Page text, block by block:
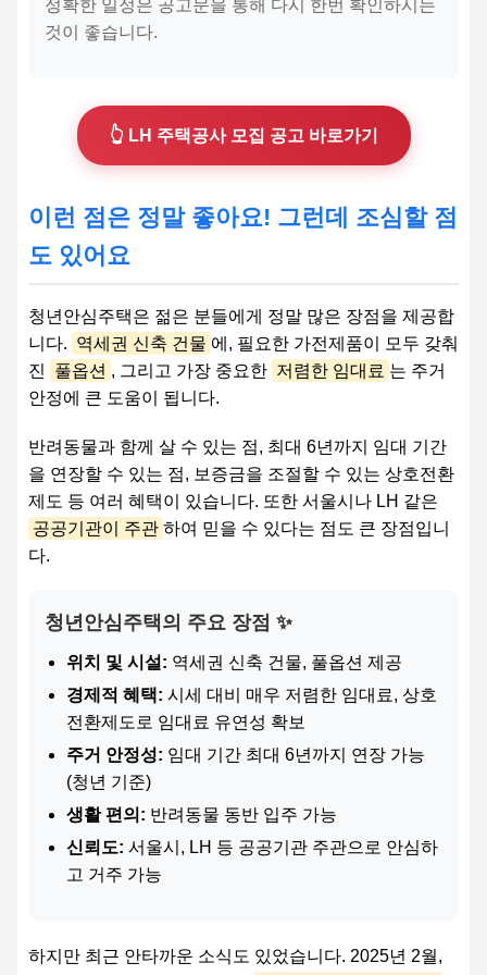
정확한 일정은 공고문을 통해 다시 한번 확인하시는
것이 좋습니다.
👆 LH 주택공사 모집 공고 바로가기
이런 점은 정말 좋아요! 그런데 조심할 점
도 있어요
청년안심주택은 젊은 분들에게 정말 많은 장점을 제공합
니다. 역세권 신축 건물 에, 필요한 가전제품이 모두 갖춰
진
풀옵션 , 그리고 가장 중요한 저렴한 임대료 는 주거
안정에 큰 도움이 됩니다.
반려동물과 함께 살 수 있는 점, 최대 6년까지 임대 기간
을 연장할 수 있는 점, 보증금을 조절할 수 있는 상호전환
제도 등 여러 혜택이 있습니다. 또한 서울시나 LH 같은
공공기관이 주관 하여 믿을 수 있다는 점도 큰 장점입니
다.
청년안심주택의 주요 장점 ✨
위치 및 시설: 역세권 신축 건물, 풀옵션 제공
경제적 혜택: 시세 대비 매우 저렴한 임대료, 상호
전환제도로 임대료 유연성 확보
주거 안정성: 임대 기간 최대 6년까지 연장 가능
(청년 기준)
생활 편의: 반려동물 동반 입주 가능
신뢰도: 서울시, LH 등 공공기관 주관으로 안심하
고 거주 가능
하지만 최근 안타까운 소식도 있었습니다. 2025년 2월,